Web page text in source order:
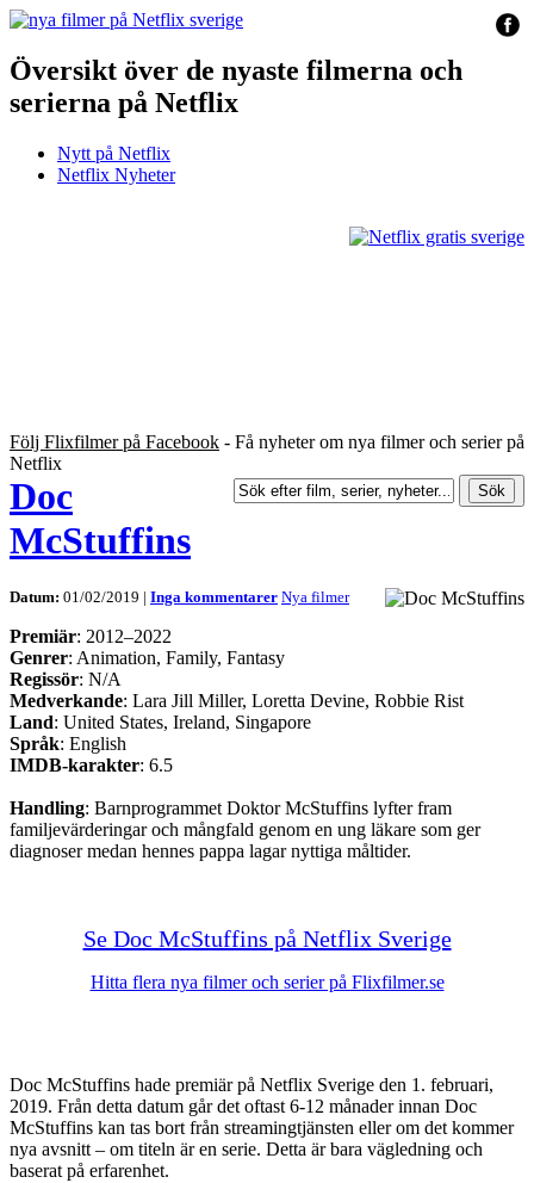
Översikt över de nyaste filmerna och
serierna på Netflix
Nytt på Netflix
Netflix Nyheter
Följ Flixfilmer på Facebook - Få nyheter om nya filmer och serier på
Netflix
Doc
McStuffins
Datum: 01/02/2019 | Inga kommentarer Nya filmer
Premiär: 2012–2022
Genrer: Animation, Family, Fantasy
Regissör: N/A
Medverkande: Lara Jill Miller, Loretta Devine, Robbie Rist
Land: United States, Ireland, Singapore
Språk: English
IMDB-karakter: 6.5
Handling: Barnprogrammet Doktor McStuffins lyfter fram
familjevärderingar och mångfald genom en ung läkare som ger
diagnoser medan hennes pappa lagar nyttiga måltider.
Se Doc McStuffins på Netflix Sverige
Hitta flera nya filmer och serier på Flixfilmer.se
Doc McStuffins hade premiär på Netflix Sverige den 1. februari,
2019. Från detta datum går det oftast 6-12 månader innan Doc
McStuffins kan tas bort från streamingtjänsten eller om det kommer
nya avsnitt – om titeln är en serie. Detta är bara vägledning och
baserat på erfarenhet.